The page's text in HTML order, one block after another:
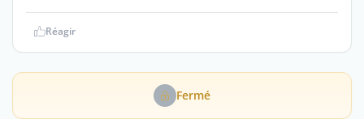
Réagir
Fermé